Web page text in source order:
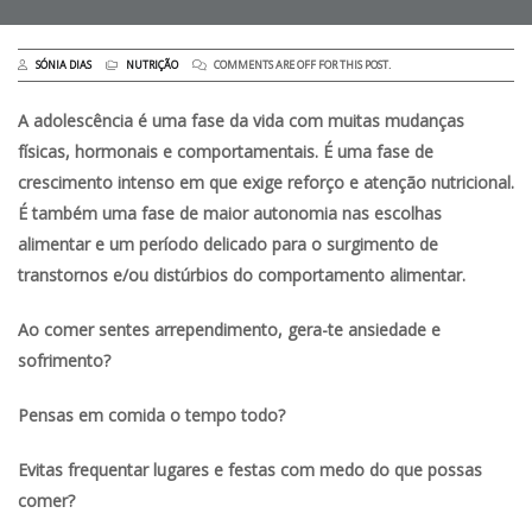
SÓNIA DIAS NUTRIÇÃO COMMENTS ARE OFF FOR THIS POST.
A adolescência é uma fase da vida com muitas mudanças
físicas, hormonais e comportamentais. É uma fase de
crescimento intenso em que exige reforço e atenção nutricional.
É também uma fase de maior autonomia nas escolhas
alimentar e um período delicado para o surgimento de
transtornos e/ou distúrbios do comportamento alimentar.
Ao comer sentes arrependimento, gera-te ansiedade e
sofrimento?
Pensas em comida o tempo todo?
Evitas frequentar lugares e festas com medo do que possas
comer?